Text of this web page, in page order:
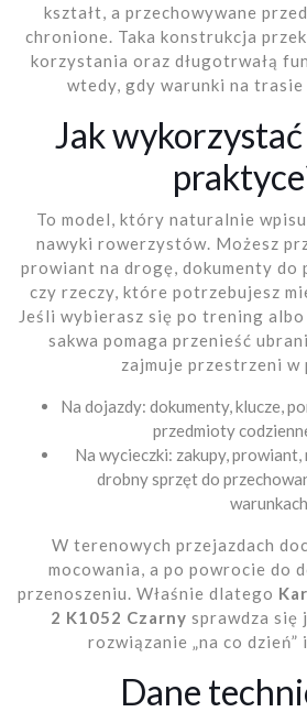
kształt, a przechowywane
chronione. Taka konstrukcja
korzystania oraz długotrwałą
wtedy, gdy warunki na trasie
Jak
To model, który naturalnie
nawyki rowerzystów. Możesz
prowiant na drogę, dokumenty do
czy rzeczy, które potrzebujesz
Jeśli wybierasz się po trening
sakwa pomaga przenieść
zajmuje przestrzeni w
Na dojazdy: dokumenty, klucze,
przedmioty
Na wycieczki: zakupy, prowiant,
drobny sprzęt do
warunkach
W terenowych przejazdach
mocowania, a po powrocie do
przenoszeniu. Właśnie dlatego
2 K1052 Czarny sprawdza się
rozwiązanie „na co dzień” i
Dane